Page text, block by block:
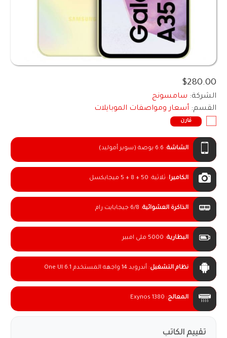
$280.00
الشركة: سامسونج
القسم: أسعار ومواصفات الموبايلات
قارن
الشاشة: 6.6 بوصة (سوبر أموليد)
الكاميرا: ثلاثية: 50 + 8 + 5 ميجابكسل
الذاكرة العشوائية: 6/8 جيجابايت رام
البطارية: 5000 ملى امبير
نظام التشغيل: أندرويد 14 واجهه المستخدم One UI 6.1
المعالج:
Exynos 1380
تقييم الكاتب